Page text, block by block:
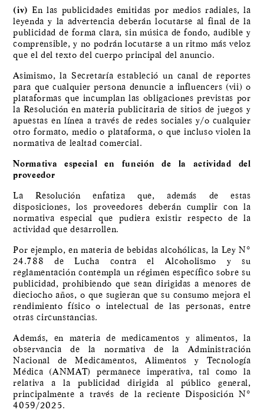
(iv) En las publicidades emitidas por medios radiales, la
leyenda y la advertencia deberán locutarse al final de la
publicidad de forma clara, sin música de fondo, audible y
comprensible, y no podrán locutarse a un ritmo más veloz
que el del texto del cuerpo principal del anuncio.
Asimismo, la Secretaría estableció un canal de reportes
para que cualquier persona denuncie a influencers (vii) o
plataformas que incumplan las obligaciones previstas por
la Resolución en materia publicitaria de sitios de juegos y
apuestas en línea a través de redes sociales y/o cualquier
otro formato, medio o plataforma, o que incluso violen la
normativa de lealtad comercial.
Normativa especial en función de la actividad del
proveedor
La Resolución enfatiza que, además de estas
disposiciones, los proveedores deberán cumplir con la
normativa especial que pudiera existir respecto de la
actividad que desarrollen.
Por ejemplo, en materia de bebidas alcohólicas, la Ley N°
24.788 de Lucha contra el Alcoholismo y su
reglamentación contempla un régimen específico sobre su
publicidad, prohibiendo que sean dirigidas a menores de
dieciocho años, o que sugieran que su consumo mejora el
rendimiento físico o intelectual de las personas, entre
otras circunstancias.
Además, en materia de medicamentos y alimentos, la
observancia de la normativa de la Administración
Nacional de Medicamentos, Alimentos y Tecnología
Médica (ANMAT) permanece imperativa, tal como la
relativa a la publicidad dirigida al público general,
principalmente a través de la reciente Disposición N°
4059/2025.